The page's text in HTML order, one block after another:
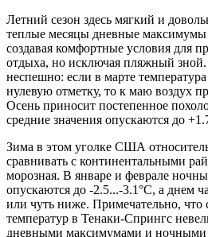
Летний сезон здесь мягкий и
теплые месяцы дневные
создавая комфортные условия для
отдыха, но исключая пляжный зной.
неспешно: если в марте
нулевую отметку, то к маю воздух
Осень приносит постепенное
средние значения опускаются до
Зима в этом уголке США
сравнивать с континентальными
морозная. В январе и феврале
опускаются до -2.5...-3.1°C, а днем
или чуть ниже. Примечательно, что
температур в Тенаки-Спрингс
дневными максимумами и